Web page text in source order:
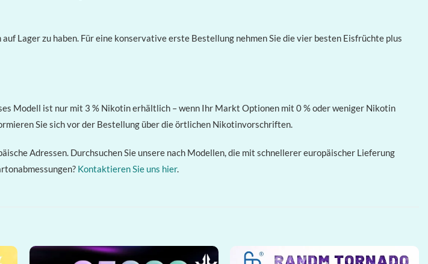
Lager zu haben. Für eine konservative erste Bestellung nehmen Sie die vier besten Eisfrüchte plus
Modell ist nur mit 3 % Nikotin erhältlich – wenn Ihr Markt Optionen mit 0 % oder weniger Nikotin
Sie sich vor der Bestellung über die örtlichen Nikotinvorschriften.
Adressen. Durchsuchen Sie unsere nach Modellen, die mit schnellerer europäischer Lieferung
Kontaktieren Sie uns hier.